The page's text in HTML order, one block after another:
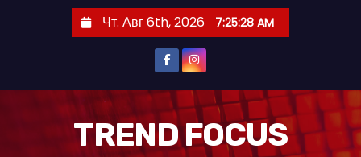
Чт. Авг 6th, 2026 7:25:29 AM
TREND FOCUS